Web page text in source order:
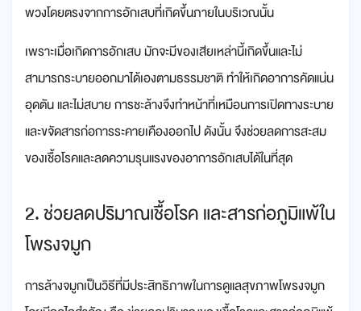
พวงโดยตรงจากการอักเสบที่เกิดขึ้นภายในบริเวณนั้น
เพราะเมื่อเกิดการอักเสบ มักจะมีของเสียเหล่านี้เกิดขึ้นและไม่
สามารถระบายออกมาได้เองตามธรรมชาติ ทำให้เกิดอาการคัดแน่น
อุดตัน และไม่สบาย การชะล้างจึงทำหน้าที่เหมือนการเปิดทางระบาย
และขจัดสารก่อการระคายเคืองออกไป ดังนั้น จึงช่วยลดการสะสม
ของเชื้อโรคและลดความรุนแรงของอาการอักเสบได้ในที่สุด
2. ช่วยลดปริมาณเชื้อโรค และสารก่อภูมิแพ้ใน
โพรงจมูก
การล้างจมูกเป็นวิธีที่มีประสิทธิภาพในการดูแลสุขภาพโพรงจมูก